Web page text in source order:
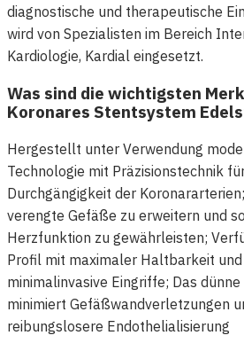
diagnostische und therapeutische
wird von Spezialisten im Bereich
Kardiologie, Kardial eingesetzt.
Was sind die wichtigsten
Koronares Stentsystem
Hergestellt unter Verwendung
Technologie mit Präzisionstechnik
Durchgängigkeit der
verengte Gefäße zu erweitern und
Herzfunktion zu gewährleisten;
Profil mit maximaler Haltbarkeit
minimalinvasive Eingriffe; Das
minimiert Gefäßwandverletzungen
reibungslosere Endothelialisierung